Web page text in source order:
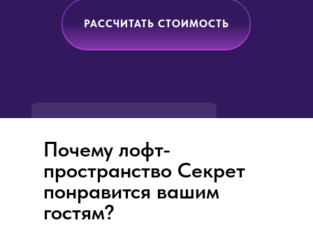
РАССЧИТАТЬ СТОИМОСТЬ
Почему лофт-
пространство Секрет
понравится вашим
гостям?